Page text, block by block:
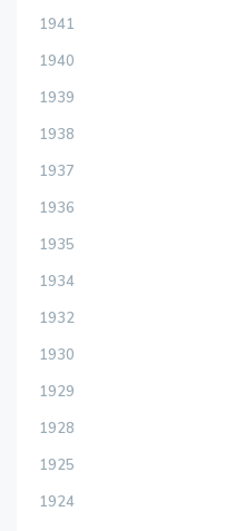
1941
1940
1939
1938
1937
1936
1935
1934
1932
1930
1929
1928
1925
1924